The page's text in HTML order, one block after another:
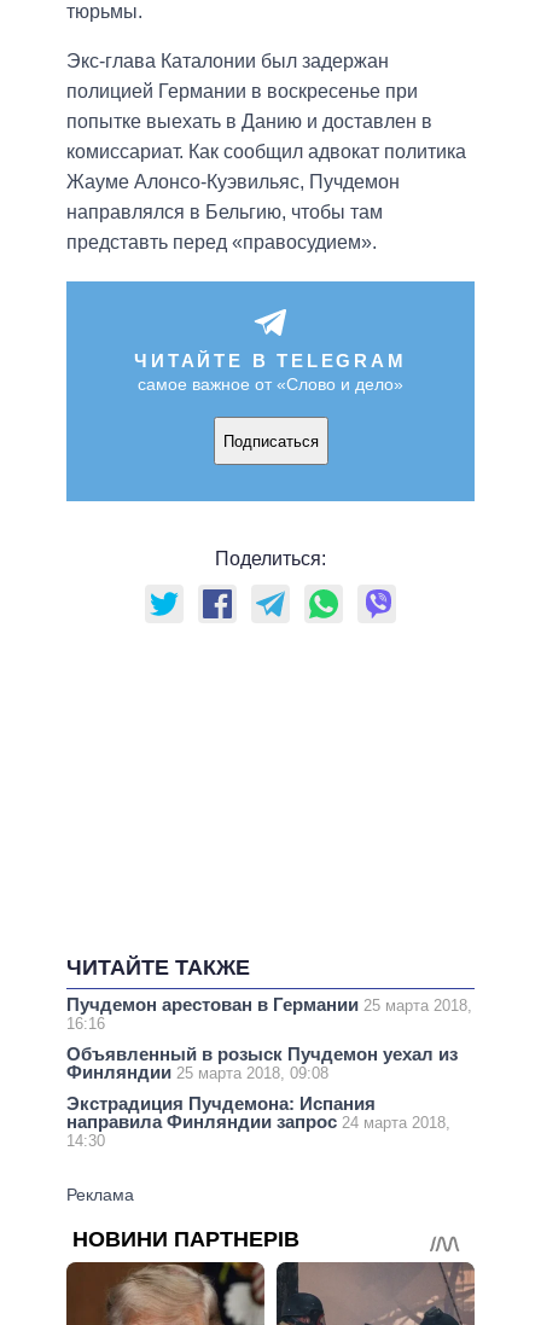
тюрьмы.
Экс-глава Каталонии был задержан
полицией Германии в воскресенье при
попытке выехать в Данию и доставлен в
комиссариат. Как сообщил адвокат политика
Жауме Алонсо-Куэвильяс, Пучдемон
направлялся в Бельгию, чтобы там
представть перед «правосудием».
ЧИТАЙТЕ В TELEGRAM
самое важное от «Слово и дело»
Подписаться
Поделиться:
ЧИТАЙТЕ ТАКЖЕ
Пучдемон арестован в Германии 25 марта 2018,
16:16
Объявленный в розыск Пучдемон уехал из
Финляндии 25 марта 2018, 09:08
Экстрадиция Пучдемона: Испания
направила Финляндии запрос 24 марта 2018,
14:30